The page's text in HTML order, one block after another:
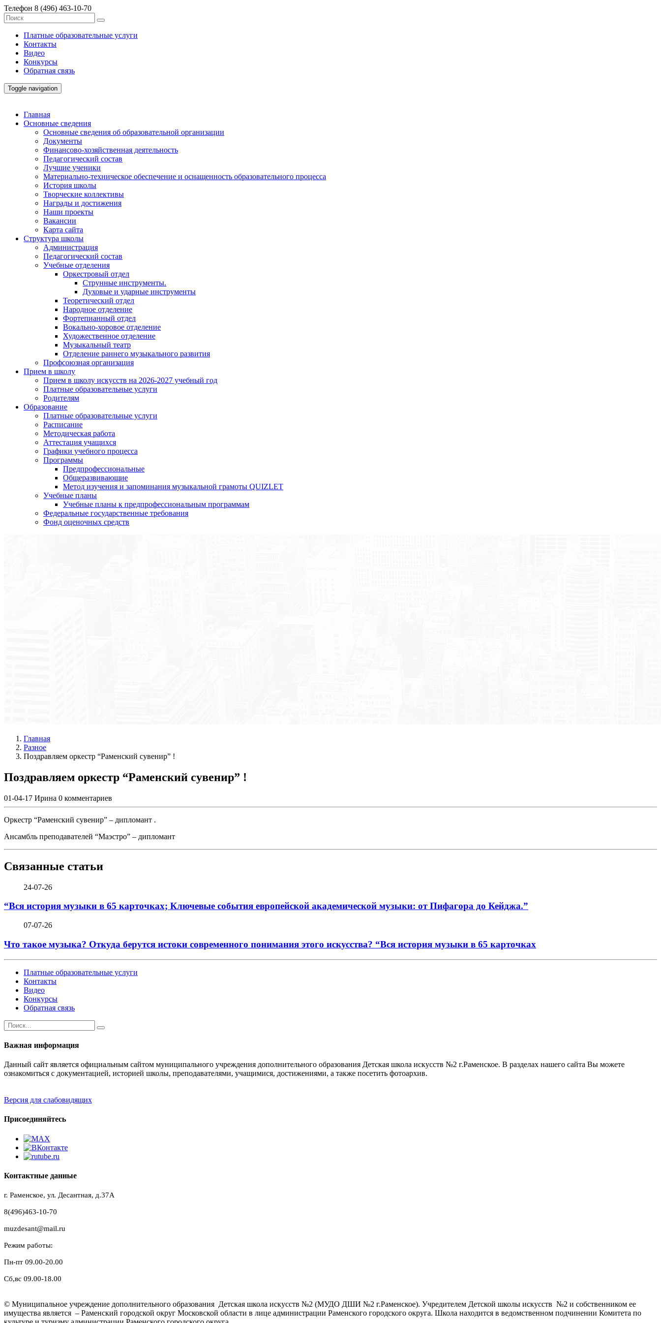
Телефон 8 (496) 463-10-70
Платные образовательные услуги
Контакты
Видео
Конкурсы
Обратная связь
Toggle navigation
Главная
Основные сведения
Основные сведения об образовательной организации
Документы
Финансово-хозяйственная деятельность
Педагогический состав
Лучшие ученики
Материально-техническое обеспечение и оснащенность образовательного процесса
История школы
Творческие коллективы
Награды и достижения
Наши проекты
Вакансии
Карта сайта
Структура школы
Администрация
Педагогический состав
Учебные отделения
Оркестровый отдел
Струнные инструменты.
Духовые и ударные инструменты
Теоретический отдел
Народное отделение
Фортепианный отдел
Вокально-хоровое отделение
Художественное отделение
Музыкальный театр
Отделение раннего музыкального развития
Профсоюзная организация
Прием в школу
Прием в школу искусств на 2026-2027 учебный год
Платные образовательные услуги
Родителям
Образование
Платные образовательные услуги
Расписание
Методическая работа
Аттестация учащихся
Графики учебного процесса
Программы
Предпрофессиональные
Общеразвивающие
Метод изучения и запоминания музыкальной грамоты QUIZLET
Учебные планы
Учебные планы к предпрофессиональным программам
Федеральные государственные требования
Фонд оценочных средств
Главная
Разное
Поздравляем оркестр “Раменский сувенир” !
Поздравляем оркестр “Раменский сувенир” !
01-04-17 Ирина 0 комментариев
Оркестр “Раменский сувенир” – дипломант .
Ансамбль преподавателей “Маэстро” – дипломант
Связанные статьи
24-07-26
“Вся история музыки в 65 карточках; Ключевые события европейской академической музыки: от Пифагора до Кейджа.”
07-07-26
Что такое музыка? Откуда берутся истоки современного понимания этого искусства? “Вся история музыки в 65 карточках
Платные образовательные услуги
Контакты
Видео
Конкурсы
Обратная связь
Важная информация
Данный сайт является официальным сайтом муниципального учреждения дополнительного образования Детская школа искусств №2 г.Раменское. В разделах нашего сайта Вы можете
ознакомиться с документацией, историей школы, преподавателями, учащимися, достижениями, а также посетить фотоархив.
Версия для слабовидящих
Присоединяйтесь
Контактные данные
г. Раменское, ул. Десантная, д.37A
8(496)463-10-70
muzdesant@mail.ru
Режим работы:
Пн-пт 09.00-20.00
Сб,вс 09.00-18.00
© Муниципальное учреждение дополнительного образования Детская школа искусств №2 (МУДО ДШИ №2 г.Раменское). Учредителем Детской школы искусств №2 и собственником ее
имущества является – Раменский городской округ Московской области в лице администрации Раменского городского округа. Школа находится в ведомственном подчинении Комитета по